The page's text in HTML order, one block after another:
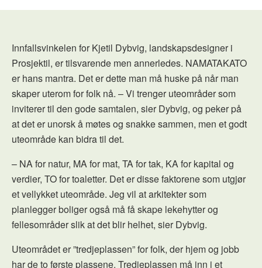
Innfallsvinkelen for Kjetil Dybvig, landskapsdesigner i
Prosjektil, er tilsvarende men annerledes. NAMATAKATO
er hans mantra. Det er dette man må huske på når man
skaper uterom for folk nå. – Vi trenger uteområder som
inviterer til den gode samtalen, sier Dybvig, og peker på
at det er unorsk å møtes og snakke sammen, men et godt
uteområde kan bidra til det.
– NA for natur, MA for mat, TA for tak, KA for kapital og
verdier, TO for toaletter. Det er disse faktorene som utgjør
et vellykket uteområde. Jeg vil at arkitekter som
planlegger boliger også må få skape lekehytter og
fellesområder slik at det blir helhet, sier Dybvig.
Uteområdet er ”tredjeplassen” for folk, der hjem og jobb
har de to første plassene. Tredjeplassen må inn i et